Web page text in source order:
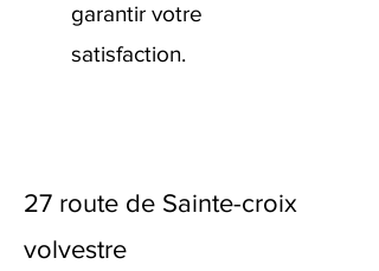
garantir votre
satisfaction.
27 route de Sainte-croix
volvestre